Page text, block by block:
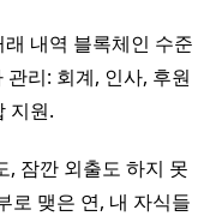
내역 블록체인 수준
리: 회계, 인사, 후원
지원.
, 잠깐 외출도 하지 못
로 맺은 연, 내 자식들